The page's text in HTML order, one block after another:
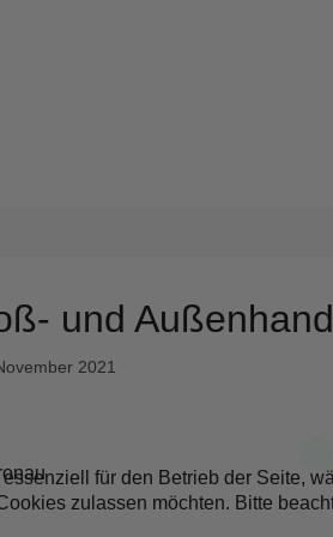
und
2021
für den Betrieb der Seite,
zulassen möchten. Bitte